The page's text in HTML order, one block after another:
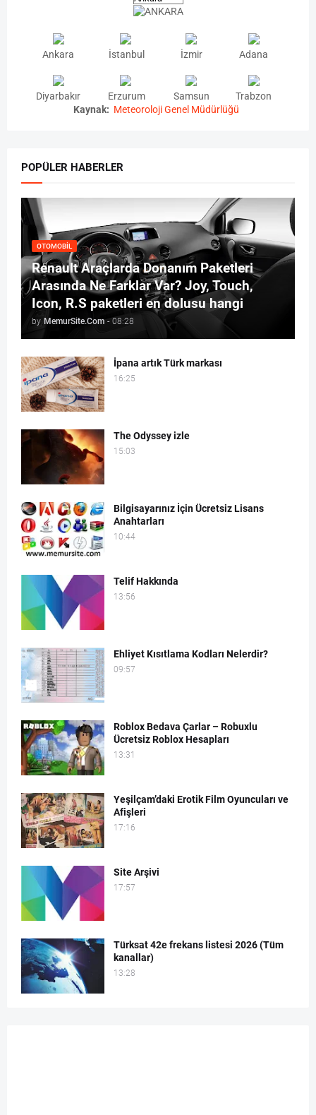
Ankara İstanbul İzmir Adana
Diyarbakır Erzurum Samsun
Trabzon
Kaynak: Meteoroloji Genel Müdürlüğü
POPÜLER HABERLER
OTOMOBIL
Renault Araçlarda Donanım Paketleri
Arasında Ne Farklar Var? Joy, Touch,
Icon, R.S paketleri en dolusu hangi
by MemurSite.Com - 08:28
İpana artık Türk markası
16:25
The Odyssey izle
15:03
Bilgisayarınız İçin Ücretsiz Lisans
Anahtarları
10:44
Telif Hakkında
13:56
Ehliyet Kısıtlama Kodları Nelerdir?
09:57
Roblox Bedava Çarlar – Robuxlu
Ücretsiz Roblox Hesapları
13:31
Yeşilçam’daki Erotik Film Oyuncuları ve
Afişleri
17:16
Site Arşivi
17:57
Türksat 42e frekans listesi 2026 (Tüm
kanallar)
13:28